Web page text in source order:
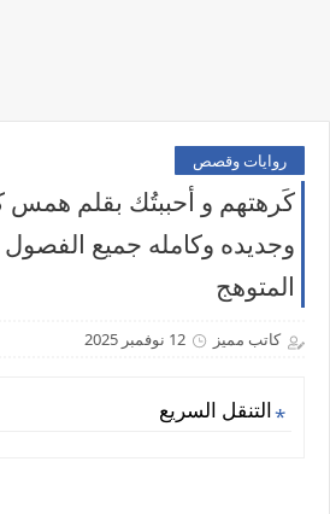
روايات وقصص
كَرهتهم و أحببتُك بقلم همس
وجديده وكامله جميع
المتوهج
كاتب مميز 12 نوفمبر 2025
التنقل السريع